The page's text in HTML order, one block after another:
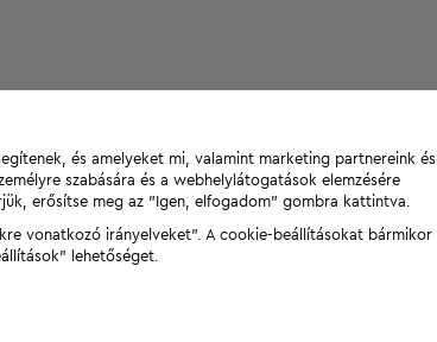
és amelyeket mi, valamint marketing partnereink és
szabására és a webhelylátogatások elemzésére
erősítse meg az "Igen, elfogadom" gombra kattintva.
vonatkozó irányelveket". A cookie-beállításokat bármikor
lehetőséget.